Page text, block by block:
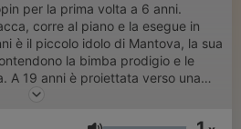
per la prima volta a 6 anni.
corre al piano e la esegue in
è il piccolo idolo di Mantova, la sua
la bimba prodigio e le
A 19 anni è proiettata verso una
ma la sua vita prende